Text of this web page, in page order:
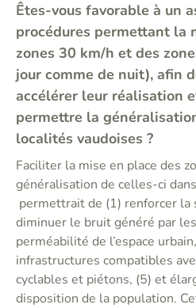
Êtes-vous favorable à un
procédures permettant la
zones 30 km/h et des
jour comme de nuit), afin
accélérer leur réalisation
permettre la
localités vaudoises ?
Faciliter la mise en place des
généralisation de celles-ci
permettrait de (1) renforcer la
diminuer le bruit généré par
perméabilité de l’espace
infrastructures compatibles
cyclables et piétons, (5) et
disposition de la population.